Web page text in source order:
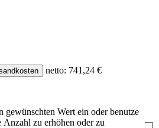
netto: 741,24 €
Wert ein oder benutze
zu erhöhen oder zu